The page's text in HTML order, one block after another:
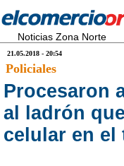
Noticias Zona Norte
21.05.2018 - 20:54
Policiales
Procesaron
al ladrón
celular en el